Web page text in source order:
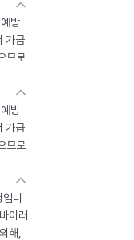
방
가급
므로
방
가급
므로
니
이러
해,